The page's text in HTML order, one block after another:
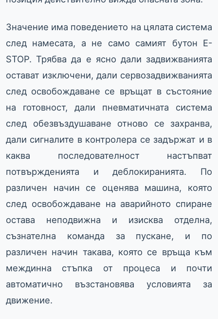
Значение има поведението на цялата система
след намесата, а не само самият бутон E-
STOP. Трябва да е ясно дали задвижванията
остават изключени, дали сервозадвижванията
след освобождаване се връщат в състояние
на готовност, дали пневматичната система
след обезвъздушаване отново се захранва,
дали сигналите в контролера се задържат и в
каква последователност настъпват
потвържденията и деблокиранията. По
различен начин се оценява машина, която
след освобождаване на аварийното спиране
остава неподвижна и изисква отделна,
съзнателна команда за пускане, и по
различен начин такава, която се връща към
междинна стъпка от процеса и почти
автоматично възстановява условията за
движение.